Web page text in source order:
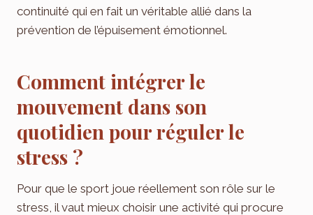
continuité qui en fait un véritable allié dans la
prévention de l’épuisement émotionnel.
Comment intégrer le
mouvement dans son
quotidien pour réguler le
stress ?
Pour que le sport joue réellement son rôle sur le
stress, il vaut mieux choisir une activité qui procure